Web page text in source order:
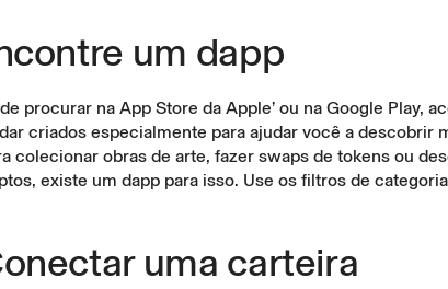
um dapp
procurar na App Store da Apple’ ou na Google Play,
criados especialmente para ajudar você a descobrir
colecionar obras de arte, fazer swaps de tokens ou
existe um dapp para isso. Use os filtros de
uma carteira